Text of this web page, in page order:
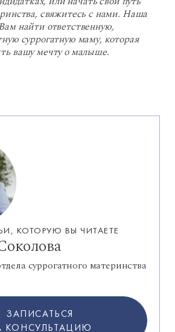
свяжитесь с нами. Наша
найти ответственную,
суррогатную маму, которая
вашу мечту о малыше.
КОТОРУЮ ВЫ ЧИТАЕТЕ
суррогатного материнства
ЗАПИСАТЬСЯ
КОНСУЛЬТАЦИЮ